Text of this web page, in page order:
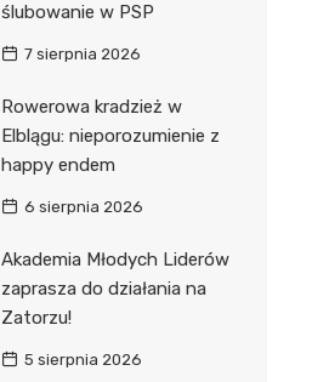
ślubowanie w PSP
7 sierpnia 2026
Rowerowa kradzież w
Elblągu: nieporozumienie z
happy endem
6 sierpnia 2026
Akademia Młodych Liderów
zaprasza do działania na
Zatorzu!
5 sierpnia 2026